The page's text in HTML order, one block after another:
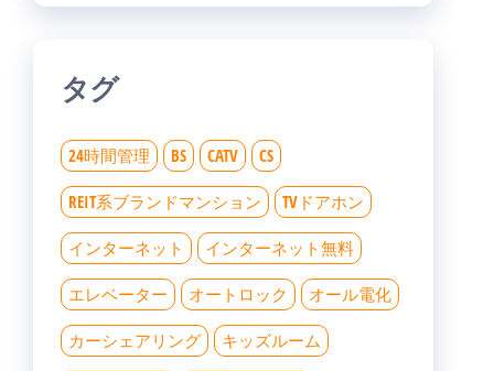
タグ
24時間管理 BS CATV CS
REIT系ブランドマンション TVドアホン
インターネット インターネット無料
エレベーター オートロック オール電化
カーシェアリング キッズルーム